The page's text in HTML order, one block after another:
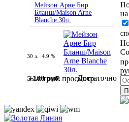
Мейзон Арне Бир
Бланш/Maison Arne
Blanche 30л.
Быстрый просмотр
30 л. 4.9 %
5 100 руб. Достаточно